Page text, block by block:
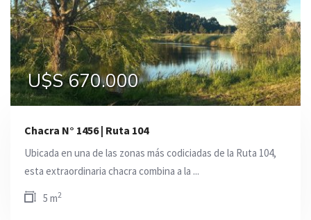
U$S 670.000
Chacra N° 1456 | Ruta 104
Ubicada en una de las zonas más codiciadas de la Ruta 104,
esta extraordinaria chacra combina a la ...
5 m2